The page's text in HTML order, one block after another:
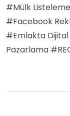
#Mülk
#Facebook
#Emlakta
Pazarlama